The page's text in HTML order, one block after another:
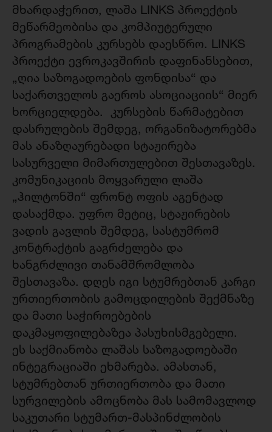
მხარდაჭერით, ლაშა LINKS პროექტის
მეწარმეობისა და კომპიუტერული
პროგრამების კურსებს დაესწრო. LINKS
პროექტი ევროკავშირის დაფინანსებით,
„ღია საზოგადოების ფონდისა“ და
საქართველოს გაეროს ასოციაციის“ მიერ
ხორციელდება. კურსების წარმატებით
დასრულების შემდეგ, ორგანიზატორებმა
მას ანაზღაურებადი სტაჟირება
სასურველი მიმართულებით შესთავაზეს.
კომუნიკაციის მოყვარული ლაშა
„ჰილტონში“ ფრონტ ოფის აგენტად
დასაქმდა. უფრო მეტიც, სტაჟირების
ვადის გავლის შემდეგ, სასტუმრომ
კონტრაქტის გაგრძელება და
ხანგრძლივი თანამშრომლობა
შესთავაზა. დღეს იგი სტუმრებთან კარგი
ურთიერთობის გამოცდილების შექმნაზე
და მათი საჭიროებების
დაკმაყოფილებაზეა პასუხისმგებელი.
ეს საქმიანობა ლაშას საზოგადოებაში
ინტეგრაციაში ეხმარება. ამასთან,
სტუმრებთან ურთიერთობა და მათი
სურვილების ამოცნობა მას სამომავლოდ
საკუთარი სტუმართ-მასპინძლობის